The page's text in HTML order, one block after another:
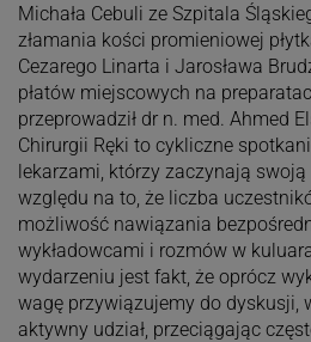
Michała Cebuli ze Szpitala
złamania kości promieniowej
Cezarego Linarta i Jarosława
płatów miejscowych na
przeprowadził dr n. med. Ahmed
Chirurgii Ręki to cykliczne
lekarzami, którzy zaczynają swoją
względu na to, że liczba
możliwość nawiązania
wykładowcami i rozmów w
wydarzeniu jest fakt, że oprócz
wagę przywiązujemy do dyskusji,
aktywny udział, przeciągając